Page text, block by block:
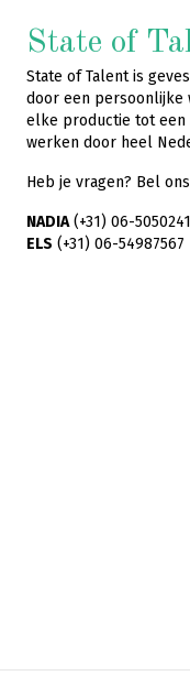
State of
State of Talent is
door een persoonlijke
elke productie tot een
werken door heel
Heb je vragen? Bel
NADIA(+31) 06-
ELS (+31) 06-54987567